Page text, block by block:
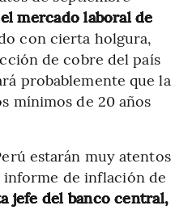
el mercado laboral de
con cierta holgura,
de cobre del país
probablemente que la
mínimos de 20 años
estarán muy atentos
informe de inflación de
jefe del banco central,